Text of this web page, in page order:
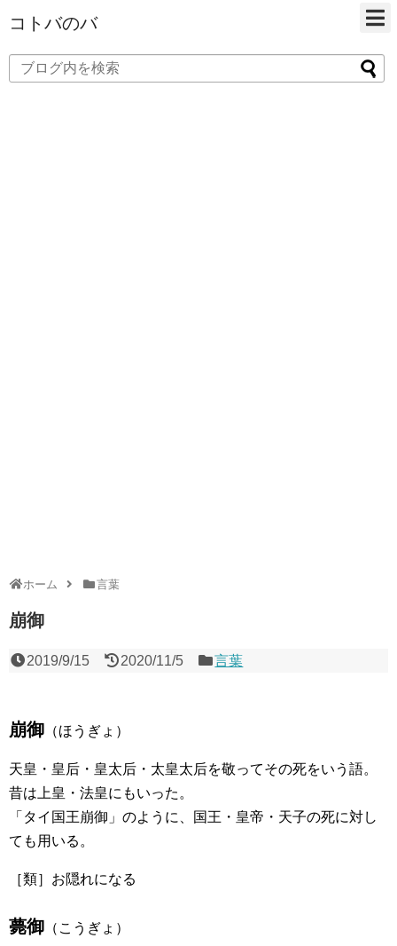
コトバのバ
ホーム 言葉
崩御
2019/9/15 2020/11/5 言葉
崩御 （ほうぎょ）
天皇・皇后・皇太后・太皇太后を敬ってその死をいう語。
昔は上皇・法皇にもいった。
「タイ国王崩御」のように、国王・皇帝・天子の死に対し
ても用いる。
［類］お隠れになる
薨御 （こうぎょ）